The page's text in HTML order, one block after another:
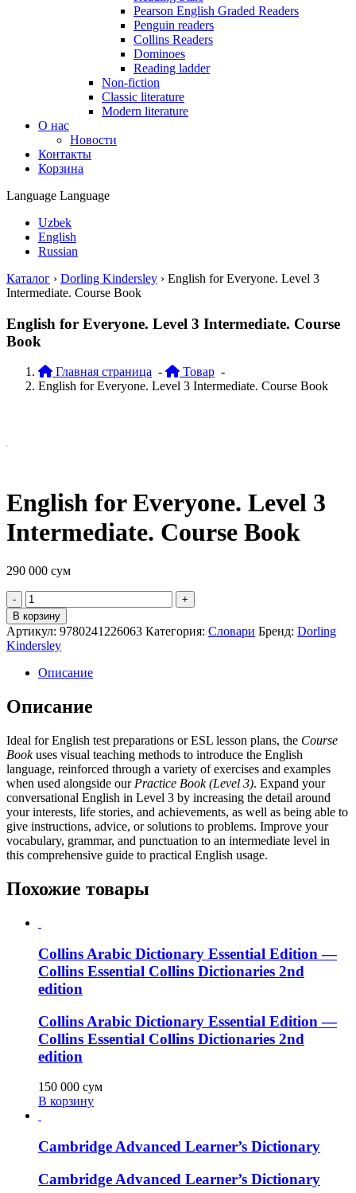
Pearson English Graded Readers
Penguin readers
Collins Readers
Dominoes
Reading ladder
Non-fiction
Classic literature
Modern literature
О нас
Новости
Контакты
Корзина
Language Language
Uzbek
English
Russian
Каталог › Dorling Kindersley › English for Everyone. Level 3
Intermediate. Course Book
English for Everyone. Level 3 Intermediate. Course
Book
Главная страница - Товар -
English for Everyone. Level 3 Intermediate. Course Book
English for Everyone. Level 3
Intermediate. Course Book
290 000 сум
Quantity
В корзину
Артикул: 9780241226063 Категория: Словари Бренд: Dorling
Kindersley
Описание
Описание
Ideal for English test preparations or ESL lesson plans, the Course
Bookuses visual teaching methods to introduce the English
language, reinforced through a variety of exercises and examples
when used alongside our Practice Book (Level 3). Expand your
conversational English in Level 3 by increasing the detail around
your interests, life stories, and achievements, as well as being able to
give instructions, advice, or solutions to problems. Improve your
vocabulary, grammar, and punctuation to an intermediate level in
this comprehensive guide to practical English usage.
Похожие товары
Collins Arabic Dictionary Essential Edition —
Collins Essential Collins Dictionaries 2nd
edition
Collins Arabic Dictionary Essential Edition —
Collins Essential Collins Dictionaries 2nd
edition
150 000 сум
В корзину
Cambridge Advanced Learner’s Dictionary
Cambridge Advanced Learner’s Dictionary